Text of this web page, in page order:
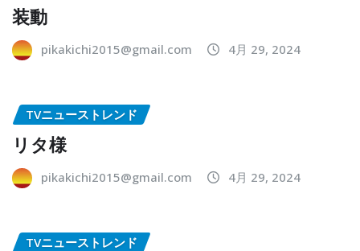
装動
pikakichi2015@gmail.com 4月 29, 2024
TVニューストレンド
リタ様
pikakichi2015@gmail.com 4月 29, 2024
TVニューストレンド